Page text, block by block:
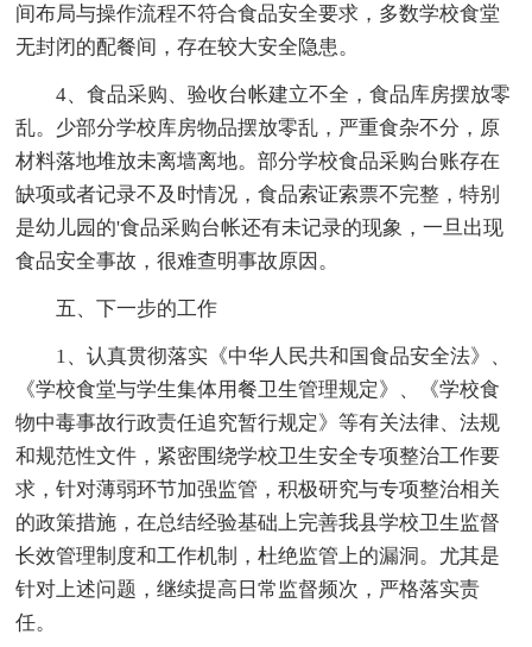
间布局与操作流程不符合食品安全要求，多数学校食堂
无封闭的配餐间，存在较大安全隐患。
4、食品采购、验收台帐建立不全，食品库房摆放零
乱。少部分学校库房物品摆放零乱，严重食杂不分，原
材料落地堆放未离墙离地。部分学校食品采购台账存在
缺项或者记录不及时情况，食品索证索票不完整，特别
是幼儿园的'食品采购台帐还有未记录的现象，一旦出现
食品安全事故，很难查明事故原因。
五、下一步的工作
1、认真贯彻落实《中华人民共和国食品安全法》、
《学校食堂与学生集体用餐卫生管理规定》、《学校食
物中毒事故行政责任追究暂行规定》等有关法律、法规
和规范性文件，紧密围绕学校卫生安全专项整治工作要
求，针对薄弱环节加强监管，积极研究与专项整治相关
的政策措施，在总结经验基础上完善我县学校卫生监督
长效管理制度和工作机制，杜绝监管上的漏洞。尤其是
针对上述问题，继续提高日常监督频次，严格落实责
任。